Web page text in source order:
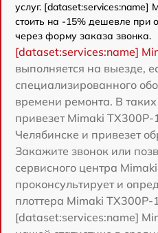
услуг. [dataset:services:name]
стоить на -15% дешевле при
через форму заказа звонка.
[dataset:services:name]
выполняется на выезде,
специализированного
времени ремонта. В
привезет Mimaki
Челябинске и привезет
Закажите звонок или
сервисного центра
проконсультирует и
плоттера Mimaki TX300P-
[dataset:services:name]